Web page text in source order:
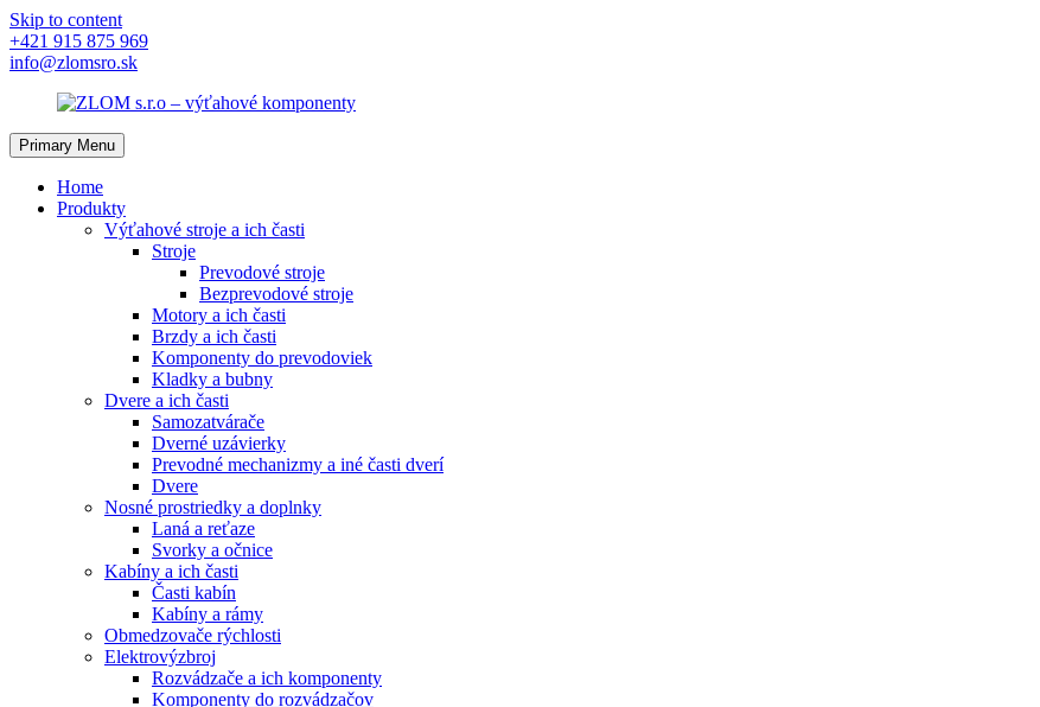
Skip to content
+421 915 875 969
info@zlomsro.sk
Primary Menu
Home
Produkty
Výťahové stroje a ich časti
Stroje
Prevodové stroje
Bezprevodové stroje
Motory a ich časti
Brzdy a ich časti
Komponenty do prevodoviek
Kladky a bubny
Dvere a ich časti
Samozatvárače
Dverné uzávierky
Prevodné mechanizmy a iné časti dverí
Dvere
Nosné prostriedky a doplnky
Laná a reťaze
Svorky a očnice
Kabíny a ich časti
Časti kabín
Kabíny a rámy
Obmedzovače rýchlosti
Elektrovýzbroj
Rozvádzače a ich komponenty
Komponenty do rozvádzačov